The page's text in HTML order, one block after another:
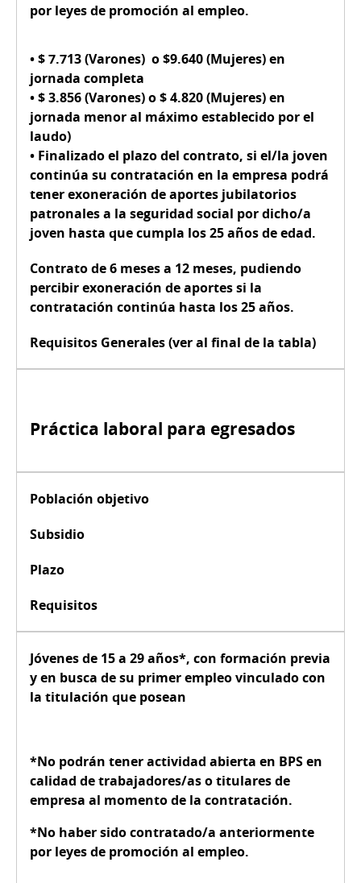
por leyes de promoción al empleo.
•$ 7.713(Varones) o$9.640(Mujeres) en
jornada completa
•$ 3.856(Varones) o$ 4.820(Mujeres) en
jornada menor al máximo establecido por el
laudo)
• Finalizado el plazo del contrato, si el/la joven
continúa su contratación en la empresa podrá
tenerexoneración de aportes jubilatorios
patronalesa la seguridad social por dicho/a
joven hasta que cumpla los 25 años de edad.
Contrato de 6 meses a 12 meses, pudiendo
percibir exoneración de aportes si la
contratación continúa hasta los 25 años.
Requisitos Generales (ver al final de la tabla)
Práctica laboral para egresados
Población objetivo
Subsidio
Plazo
Requisitos
Jóvenes de 15 a 29 años*, con formación previa
y en busca de su primer empleo vinculado con
la titulación que posean
*No podrán tener actividad abierta en BPS en
calidad de trabajadores/as o titulares de
empresa al momento de la contratación.
*No haber sido contratado/a anteriormente
por leyes de promoción al empleo.